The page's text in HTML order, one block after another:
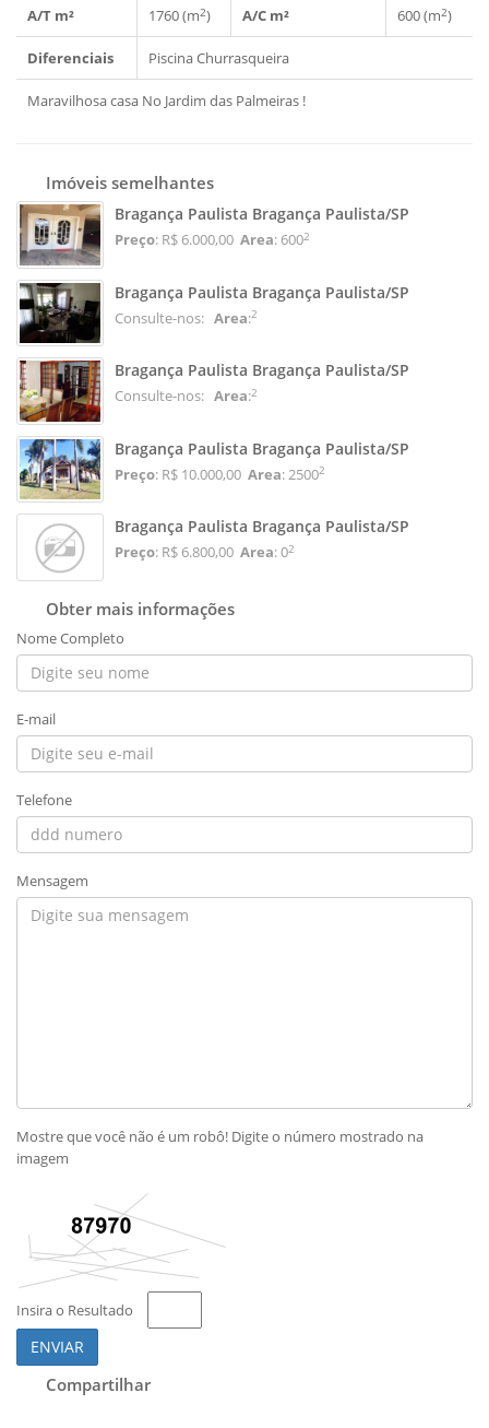
A/T m² 1760 (m2) A/C m² 600 (m2)
Diferenciais PiscinaChurrasqueira
Maravilhosa casa No Jardim das Palmeiras !
Imóveis semelhantes
Bragança Paulista Bragança Paulista/SP
Preço: R$ 6.000,00 Area: 6002
Bragança Paulista Bragança Paulista/SP
Consulte-nos: Area:2
Bragança Paulista Bragança Paulista/SP
Consulte-nos: Area:2
Bragança Paulista Bragança Paulista/SP
Preço: R$ 10.000,00 Area: 25002
Bragança Paulista Bragança Paulista/SP
Preço: R$ 6.800,00 Area: 02
Obter mais informações
Nome Completo
E-mail
Telefone
Mensagem
Mostre que você não é um robô! Digite o número mostrado na
imagem
Insira o Resultado
ENVIAR
Compartilhar